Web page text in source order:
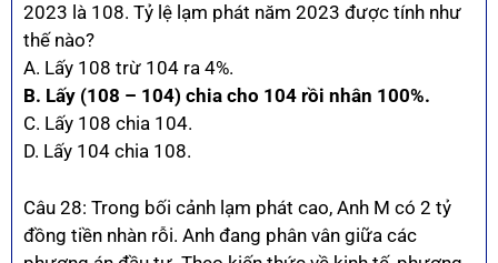
2023 là 108. Tỷ lệ lạm phát năm 2023 được tính như
thế nào?
A. Lấy 108 trừ 104 ra 4%.
B. Lấy (108 – 104) chia cho 104 rồi nhân 100%.
C. Lấy 108 chia 104.
D. Lấy 104 chia 108.
Câu 28: Trong bối cảnh lạm phát cao, Anh M có 2 tỷ
đồng tiền nhàn rỗi. Anh đang phân vân giữa các